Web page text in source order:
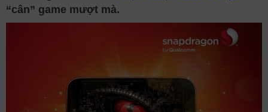
“cân” game mượt mà.